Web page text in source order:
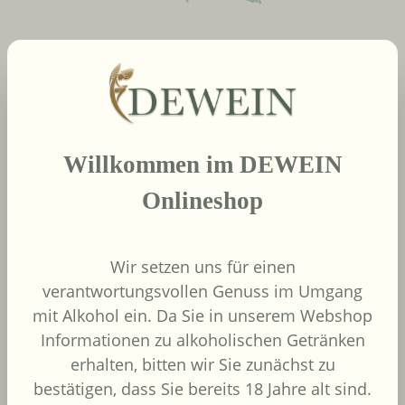
Produktgalerie überspringen
neue Produkte
African Pride Wines
- Forager Red -
Shiraz / Grenache
African Pride Wines
Willkommen im DEWEIN
Onlineshop
Wir setzen uns für einen
verantwortungsvollen Genuss im Umgang
mit Alkohol ein. Da Sie in unserem Webshop
Informationen zu alkoholischen Getränken
erhalten, bitten wir Sie zunächst zu
bestätigen, dass Sie bereits 18 Jahre alt sind.